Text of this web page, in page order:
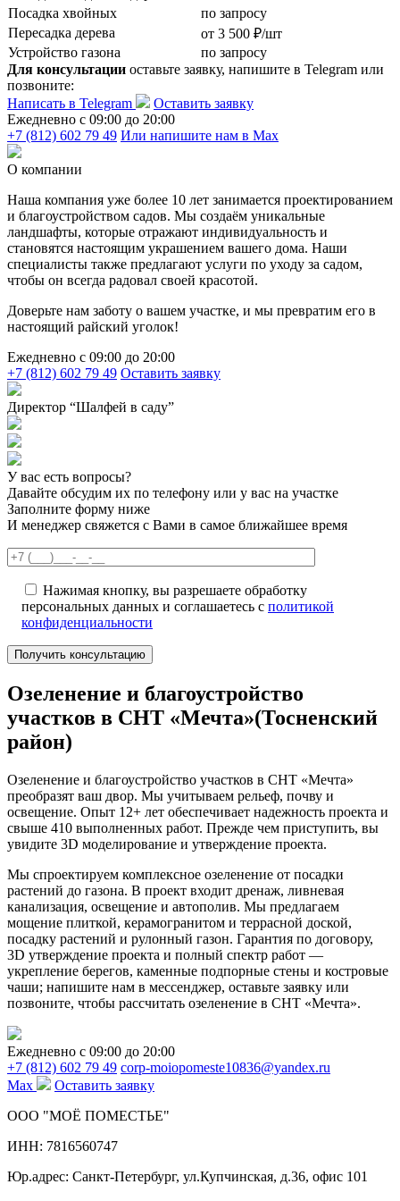
Посадка хвойных
по запросу
Пересадка дерева
от 3 500 ₽/шт
Устройство газона
по запросу
Для консультации оставьте заявку, напишите в Telegram или
позвоните:
Написать в Telegram
Оставить заявку
Ежедневно c 09:00 до 20:00
+7 (812) 602 79 49 Или напишите нам в Max
О компании
Наша компания уже более 10 лет занимается проектированием
и благоустройством садов. Мы создаём уникальные
ландшафты, которые отражают индивидуальность и
становятся настоящим украшением вашего дома. Наши
специалисты также предлагают услуги по уходу за садом,
чтобы он всегда радовал своей красотой.
Доверьте нам заботу о вашем участке, и мы превратим его в
настоящий райский уголок!
Ежедневно c 09:00 до 20:00
+7 (812) 602 79 49 Оставить заявку
Директор “Шалфей в саду”
У вас есть вопросы?
Давайте обсудим их по телефону или у вас на участке
Заполните форму ниже
И менеджер свяжется с Вами в самое ближайшее время
Нажимая кнопку, вы разрешаете обработку
персональных данных и соглашаетесь с политикой
конфиденциальности
Озеленение и благоустройство
участков в СНТ «Мечта»(Тосненский
район)
Озеленение и благоустройство участков в СНТ «Мечта»
преобразят ваш двор. Мы учитываем рельеф, почву и
освещение. Опыт 12+ лет обеспечивает надежность проекта и
свыше 410 выполненных работ. Прежде чем приступить, вы
увидите 3D моделирование и утверждение проекта.
Мы спроектируем комплексное озеленение от посадки
растений до газона. В проект входит дренаж, ливневая
канализация, освещение и автополив. Мы предлагаем
мощение плиткой, керамогранитом и террасной доской,
посадку растений и рулонный газон. Гарантия по договору,
3D утверждение проекта и полный спектр работ —
укрепление берегов, каменные подпорные стены и костровые
чаши; напишите нам в мессенджер, оставьте заявку или
позвоните, чтобы рассчитать озеленение в СНТ «Мечта».
Ежедневно c 09:00 до 20:00
+7 (812) 602 79 49 corp-moiopomeste10836@yandex.ru
Max
Оставить заявку
ООО "МОЁ ПОМЕСТЬЕ"
ИНН: 7816560747
Юр.адрес: Санкт-Петербург, ул.Купчинская, д.36, офис 101